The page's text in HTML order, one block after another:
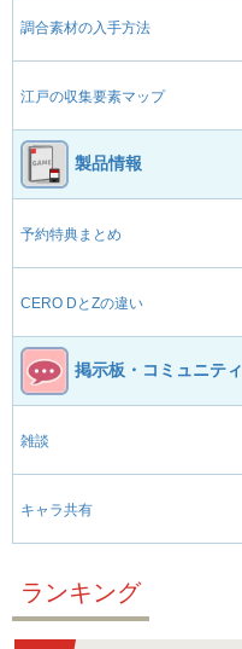
調合素材の入手方法
江戸の収集要素マップ
製品情報
予約特典まとめ
CERO DとZの違い
掲示板・コミュニティ
雑談
キャラ共有
ランキング